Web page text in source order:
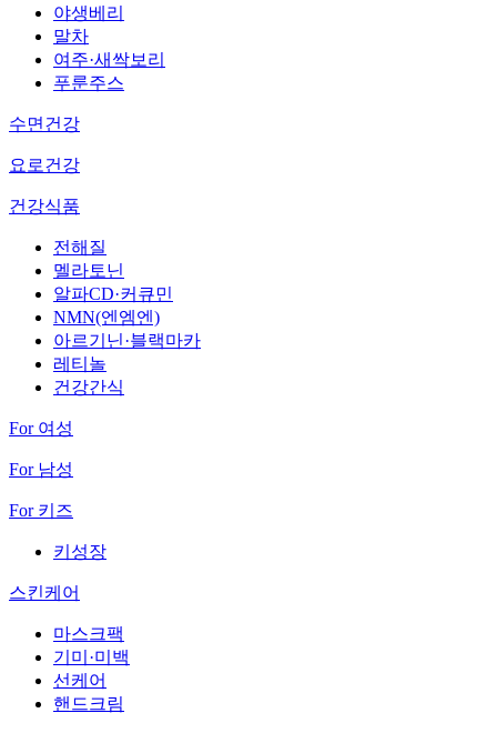
야생베리
말차
여주·새싹보리
푸룬주스
수면건강
요로건강
건강식품
전해질
멜라토닌
알파CD·커큐민
NMN(엔엠엔)
아르기닌·블랙마카
레티놀
건강간식
For 여성
For 남성
For 키즈
키성장
스킨케어
마스크팩
기미·미백
선케어
핸드크림